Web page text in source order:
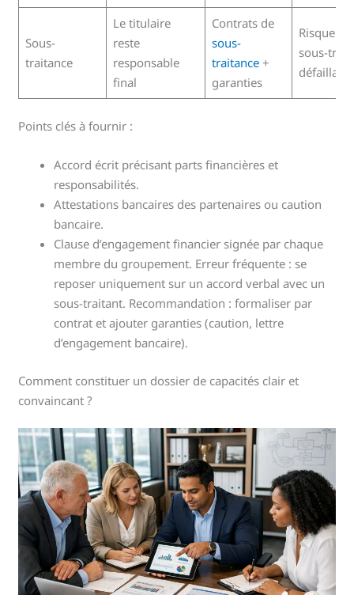
Sous-
traitance
Le titulaire
reste
responsable
final
Contrats de
sous-
traitance+
garanties
Risque si
sous-
défaillant
Points clés à fournir :
Accord écrit précisant parts financières et
responsabilités.
Attestations bancaires des partenaires ou caution
bancaire.
Clause d’engagement financier signée par chaque
membre du groupement. Erreur fréquente : se
reposer uniquement sur un accord verbal avec un
sous-traitant. Recommandation : formaliser par
contrat et ajouter garanties (caution, lettre
d’engagement bancaire).
Comment constituer un dossier de capacités clair et
convaincant ?